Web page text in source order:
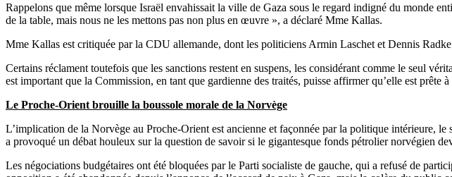
Rappelons que même lorsque Israël envahissait la ville de Gaza sous le regard indigné du monde
de la table, mais nous ne les mettons pas non plus en œuvre », a déclaré Mme Kallas.
Mme Kallas est critiquée par la CDU allemande, dont les politiciens Armin Laschet et Dennis Radke
Certains réclament toutefois que les sanctions restent en suspens, les considérant comme le seul
est important que la Commission, en tant que gardienne des traités, puisse affirmer qu’elle est prête
Le Proche-Orient brouille la boussole morale de la Norvège
L’implication de la Norvège au Proche-Orient est ancienne et façonnée par la politique intérieure,
a provoqué un débat houleux sur la question de savoir si le gigantesque fonds pétrolier norvégien
Les négociations budgétaires ont été bloquées par le Parti socialiste de gauche, qui a refusé de